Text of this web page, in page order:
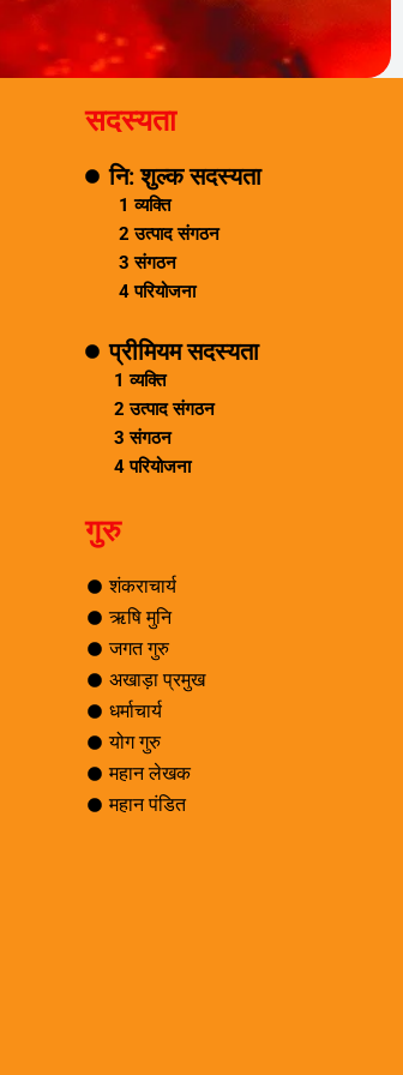
सदस्यता
नि: शुल्क सदस्यता
1 व्यक्ति
2 उत्पाद संगठन
3 संगठन
4 परियोजना
प्रीमियम सदस्यता
1 व्यक्ति
2 उत्पाद संगठन
3 संगठन
4 परियोजना
गुरु
शंकराचार्य
ऋषि मुनि
जगत गुरु
अखाड़ा प्रमुख
धर्माचार्य
योग गुरु
महान लेखक
महान पंडित